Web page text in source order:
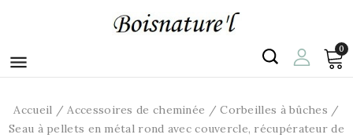

0
Accueil Accessoires de cheminée
Corbeilles à bûches
Seau à pellets en métal rond avec couvercle, récupérateur de